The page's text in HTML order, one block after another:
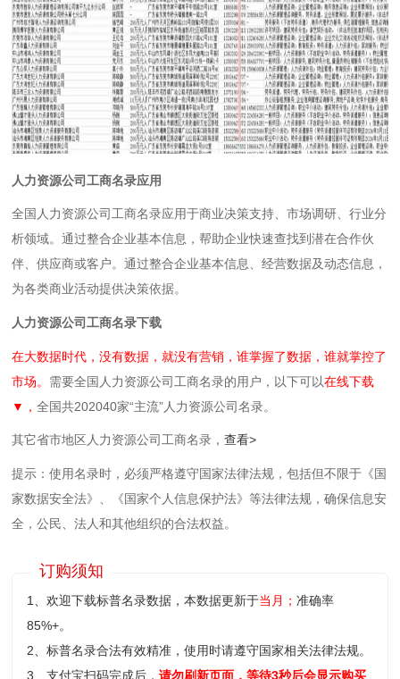
人力资源公司工商名录应用
全国人力资源公司工商名录应用于商业决策支持、市场调研、行业分
析领域。通过整合企业基本信息，帮助企业快速查找到潜在合作伙
伴、供应商或客户。通过整合企业基本信息、经营数据及动态信息，
为各类商业活动提供决策依据。
人力资源公司工商名录下载
在大数据时代，没有数据，就没有营销，谁掌握了数据，谁就掌控了
市场。 需要全国人力资源公司工商名录的用户，以下可以在线下载
▼，全国共202040家“主流”人力资源公司名录。
其它省市地区人力资源公司工商名录，查看>
提示：使用名录时，必须严格遵守国家法律法规，包括但不限于《国
家数据安全法》、《国家个人信息保护法》等‌法律法规，确保信息安
全，公民、法人和其他组织的合法权益。
订购须知
1、欢迎下载标普名录数据，本数据更新于当月；准确率
85%+。
2、标普名录合法有效精准，使用时请遵守国家相关法律法规。
3、支付宝扫码完成后，请勿刷新页面，等待3秒后会显示购买